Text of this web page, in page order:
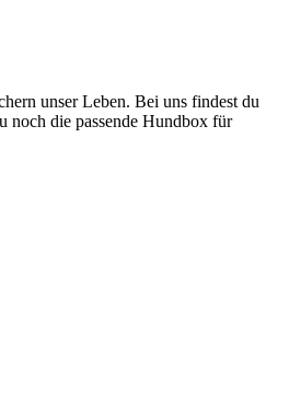
unser Leben. Bei uns findest du
noch die passende Hundbox für